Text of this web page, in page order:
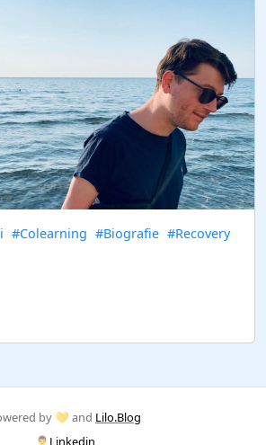
#Colearning #Biografie #Recovery
by 💛 and Lilo.Blog
👨‍💼 Linkedin